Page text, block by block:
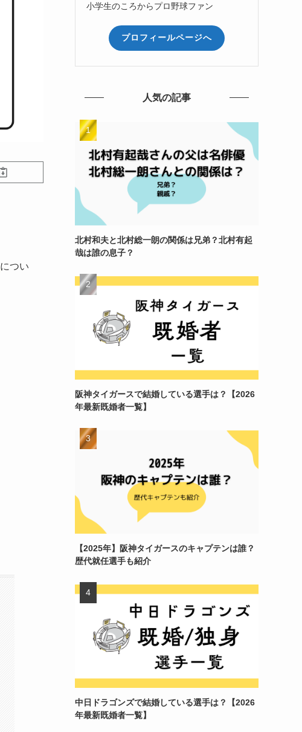
につい
小学生のころからプロ野球ファン
プロフィールページへ
人気の記事
北村和夫と北村総一朗の関係は兄弟？北村有起
哉は誰の息子？
阪神タイガースで結婚している選手は？【2026
年最新既婚者一覧】
【2025年】阪神タイガースのキャプテンは誰？
歴代就任選手も紹介
中日ドラゴンズで結婚している選手は？【2026
年最新既婚者一覧】